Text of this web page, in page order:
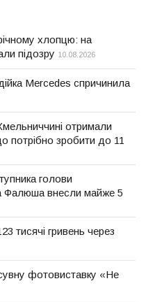
хлопцю: на
підозру 10.08.2026
Mercedes спричинила
отримали
потрібно зробити до 11
голови
Фалюша внесли майже 5
тисячі гривень через
фотовиставку «Не